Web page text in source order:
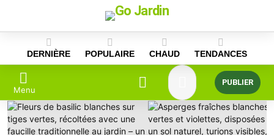
content
DERNIÈRE POPULAIRE CHAUD TENDANCES
Menu
PUBLIER
DERNIÈRES
HISTOIRES